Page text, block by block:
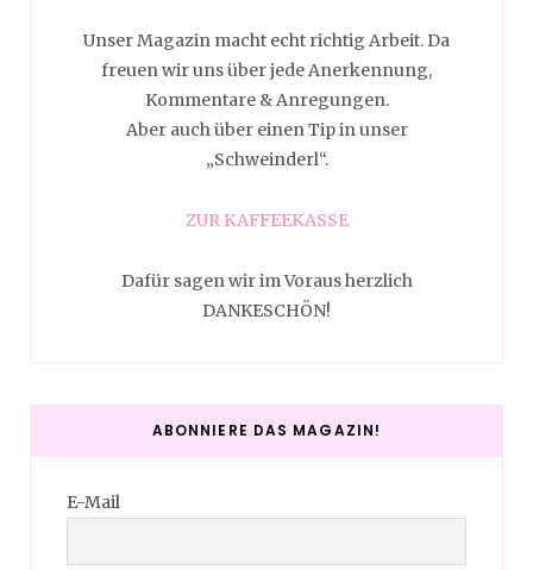
Unser Magazin macht echt richtig Arbeit. Da
freuen wir uns über jede Anerkennung,
Kommentare & Anregungen.
Aber auch über einen Tip in unser
„Schweinderl“.
ZUR KAFFEEKASSE
Dafür sagen wir im Voraus herzlich
DANKESCHÖN!
ABONNIERE DAS MAGAZIN!
E-Mail